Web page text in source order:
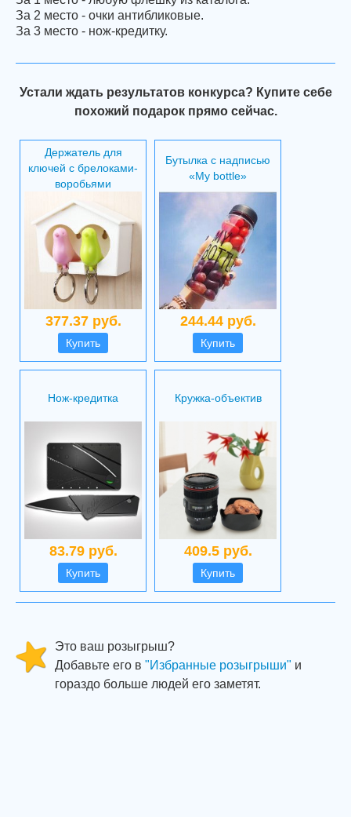
За 2 место - очки антибликовые.
За 3 место - нож-кредитку.
Устали ждать результатов конкурса? Купите себе
похожий подарок прямо сейчас.
Держатель для
ключей с брелоками-
воробьями
377.37 руб.
Купить
Бутылка с надписью
«My bottle»
244.44 руб.
Купить
Нож-кредитка
83.79 руб.
Купить
Кружка-объектив
409.5 руб.
Купить
Это ваш розыгрыш?
Добавьте его в "Избранные розыгрыши" и
гораздо больше людей его заметят.